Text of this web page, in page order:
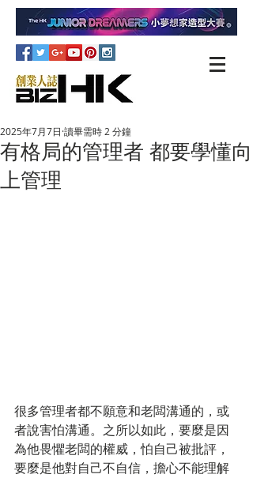
有格局的管理者 都要學懂向
上管理
2025年7月7日 讀畢需時 2 分鐘
很多管理者都不願意和老闆溝通的，或
者說害怕溝通。之所以如此，要麼是因
為他畏懼老闆的權威，怕自己被批評，
要麼是他對自己不自信，擔心不能理解